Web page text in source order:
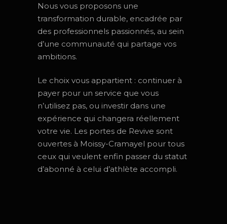
Nous vous proposons une
transformation durable, encadrée par
des professionnels passionnés, au sein
d’une communauté qui partage vos
ambitions.
Le choix vous appartient : continuer à
payer pour un service que vous
n’utilisez pas, ou investir dans une
expérience qui changera réellement
votre vie. Les portes de Revive sont
ouvertes à Moissy-Cramayel pour tous
ceux qui veulent enfin passer du statut
d’abonné à celui d’athlète accompli.